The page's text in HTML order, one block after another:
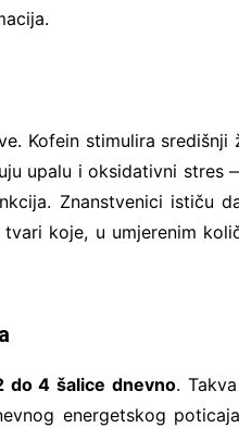
Kofein stimulira središnji
upalu i oksidativni stres
Znanstvenici ističu
koje, u umjerenim
do 4 šalice dnevno.
energetskog